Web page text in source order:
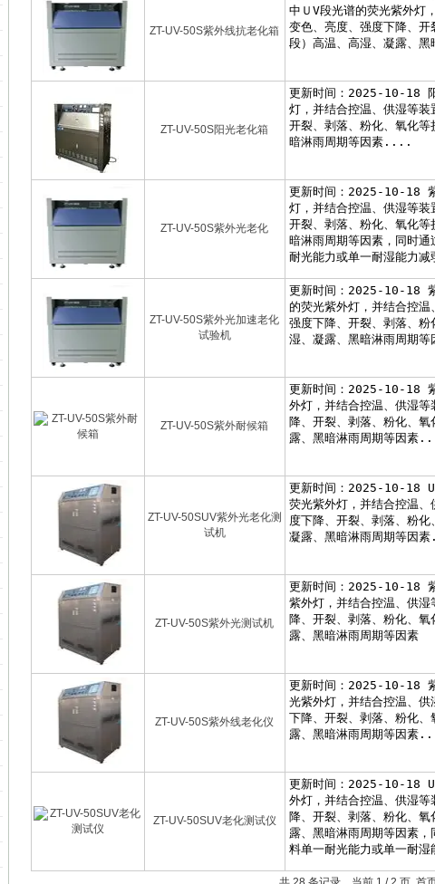
ZT-UV-50S紫外线抗老化箱
ZT-UV-50S阳光老化箱
ZT-UV-50S紫外光老化
ZT-UV-50S紫外光加速老化
试验机
ZT-UV-50S紫外耐候箱
ZT-UV-50SUV紫外光老化测
试机
ZT-UV-50S紫外光测试机
ZT-UV-50S紫外线老化仪
ZT-UV-50SUV老化测试仪